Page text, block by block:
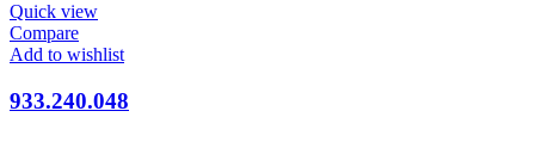
Quick view
Compare
Add to wishlist
933.240.048